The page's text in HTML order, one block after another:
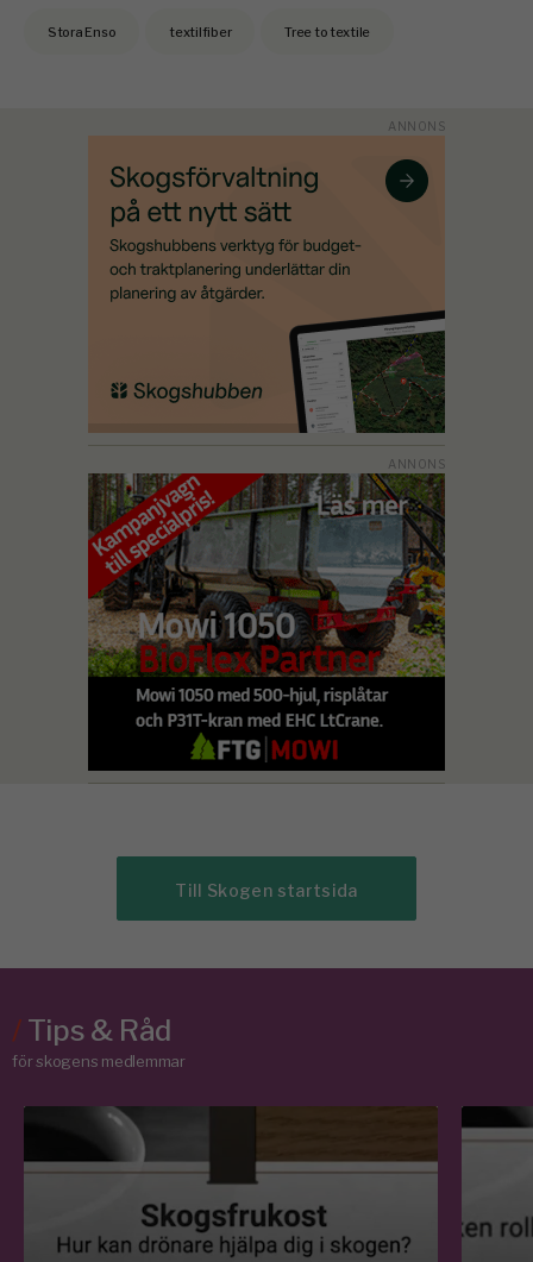
Stora Enso textilfiber Tree to textile
Till Skogen startsida
/Tips & Råd
för skogens medlemmar